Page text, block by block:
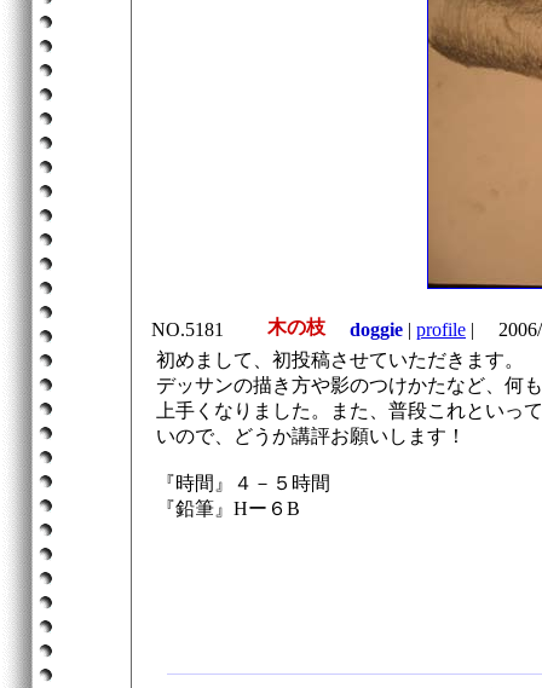
NO.5181 木の枝 doggie | profile |
2006/
初めまして、初投稿させていただきます。
デッサンの描き方や影のつけかたなど、何
上手くなりました。また、普段これといっ
いので、どうか講評お願いします！
『時間』４－５時間
『鉛筆』Hー６B